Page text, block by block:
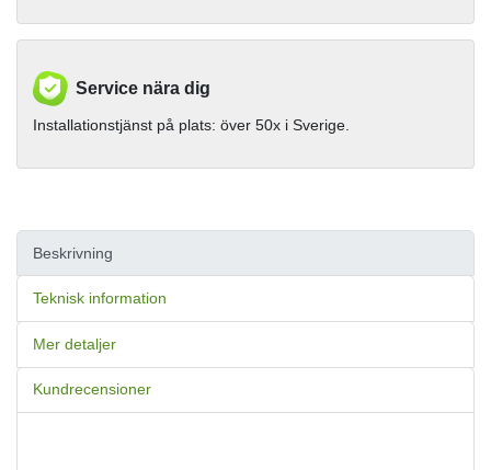
Service nära dig
Installationstjänst på plats: över 50x i Sverige.
Beskrivning
Teknisk information
Mer detaljer
Kundrecensioner